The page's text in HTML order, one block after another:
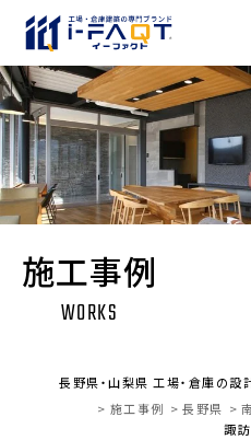
施工事例
WORKS
長野県・山梨県 工場・倉庫の設
施工事例
長野県
諏